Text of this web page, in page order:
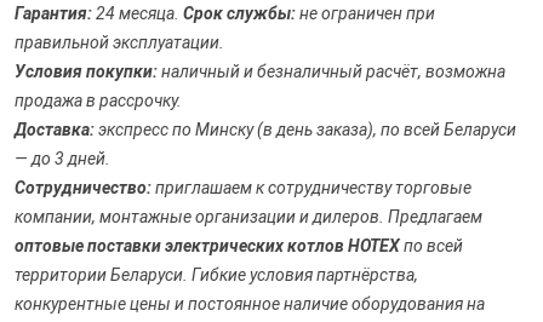
Гарантия:24 месяца. Срок службы:не ограничен при
правильной эксплуатации.
Условия покупки:наличный и безналичный расчёт, возможна
продажа в рассрочку.
Доставка:экспресс по Минску (в день заказа), по всей Беларуси
— до 3 дней.
Сотрудничество:приглашаем к сотрудничеству торговые
компании, монтажные организации и дилеров. Предлагаем
оптовые поставки электрических котлов HOTEXпо всей
территории Беларуси. Гибкие условия партнёрства,
конкурентные цены и постоянное наличие оборудования на